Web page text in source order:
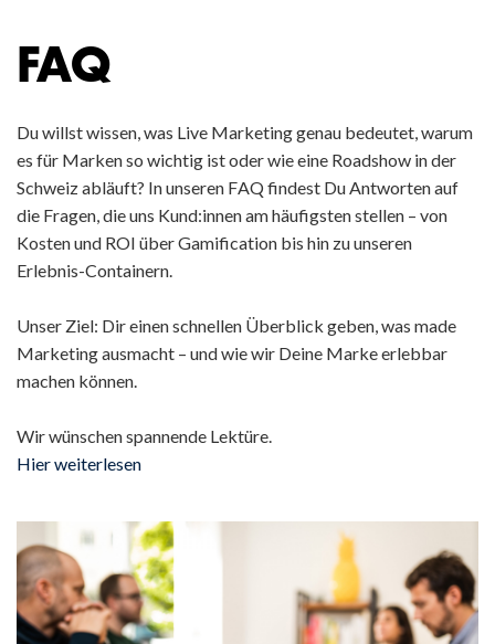
FAQ
Du willst wissen, was Live Marketing genau bedeutet, warum
es für Marken so wichtig ist oder wie eine Roadshow in der
Schweiz abläuft? In unseren FAQ findest Du Antworten auf
die Fragen, die uns Kund:innen am häufigsten stellen – von
Kosten und ROI über Gamification bis hin zu unseren
Erlebnis-Containern.
Unser Ziel: Dir einen schnellen Überblick geben, was made
Marketing ausmacht – und wie wir Deine Marke erlebbar
machen können.
Wir wünschen spannende Lektüre.
Hier weiterlesen